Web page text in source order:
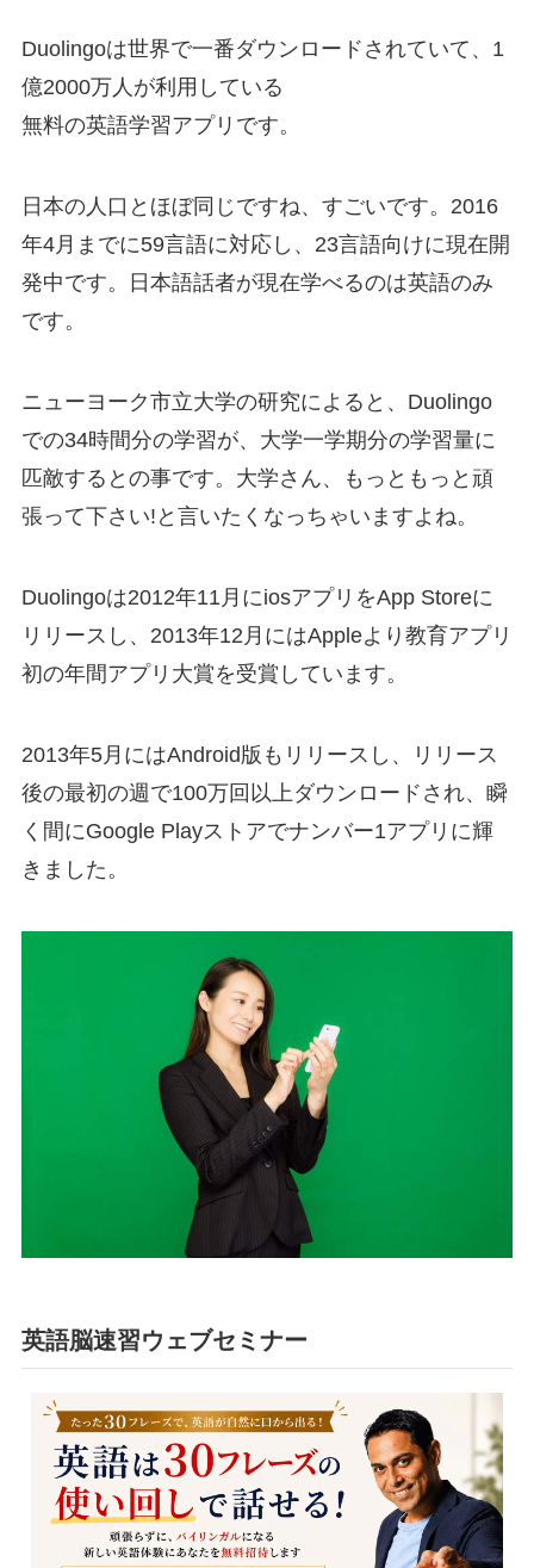
Duolingoは世界で一番ダウンロードされていて、 1
億2000万人が利用している
無料の英語学習アプリ です。
日本の人口とほぼ同じですね、すごいです。2016
年4月までに59言語に対応し、23言語向けに現在開
発中です。
日本語話者が現在学べるのは英語のみ
です。
ニューヨーク市立大学の研究によると、Duolingo
での34時間分の学習が、大学一学期分の学習量に
匹敵するとの事です。大学さん、もっともっと頑
張って下さい!と言いたくなっちゃいますよね。
Duolingoは2012年11月にiosアプリをApp Storeに
リリースし、2013年12月にはAppleより教育アプリ
初の年間アプリ大賞を受賞 しています。
2013年5月にはAndroid版もリリースし、リリース
後の最初の週で100万回以上ダウンロードされ、瞬
く間にGoogle Playストアでナンバー1アプリ に輝
きました。
英語脳速習ウェブセミナー